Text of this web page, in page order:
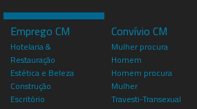
Emprego CM
Hotelaria &
Restauração
Estética e Beleza
Construção
Escritório
Convívio CM
Mulher procura
Homem
Homem procura
Mulher
Travesti-Transexual